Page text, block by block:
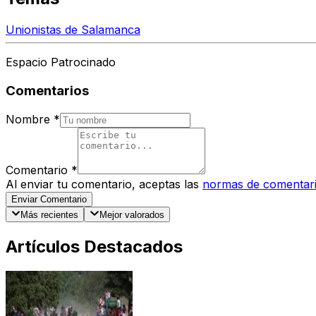
Unionistas de Salamanca
Espacio Patrocinado
Comentarios
Nombre *
Comentario *
Al enviar tu comentario, aceptas las normas de
Enviar Comentario
Más recientes
Mejor valorados
Artículos Destacados